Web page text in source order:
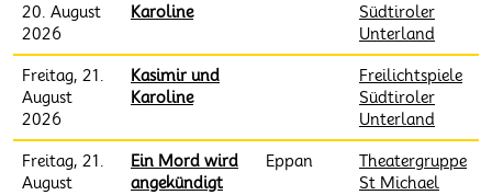
20. August
2026
Karoline
Südtiroler
Unterland
Freitag, 21.
August
2026
Kasimir und
Karoline
Freilichtspiele
Südtiroler
Unterland
Freitag, 21.
August
Ein Mord wird
angekündigt
Eppan
Theatergruppe
St Michael